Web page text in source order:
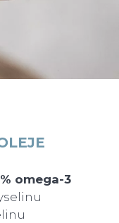
omega-3